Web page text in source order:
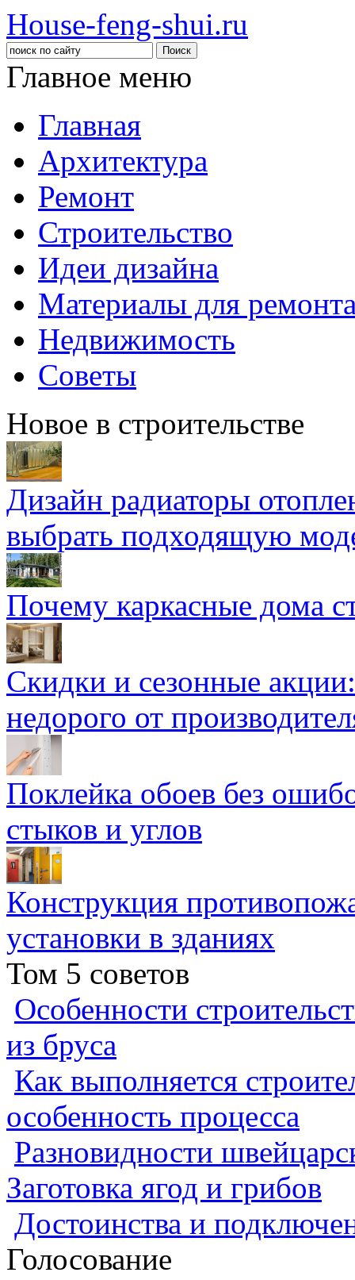
House-feng-shui.ru
Главное меню
Главная
Архитектура
Ремонт
Строительство
Идеи дизайна
Материалы для
Недвижимость
Советы
Новое в строительстве
Дизайн радиаторы
выбрать подходящую
Почему каркасные дома
Скидки и сезонные
недорого от
Поклейка обоев без
стыков и углов
Конструкция
установки в зданиях
Том 5 советов
Особенности
из бруса
Как выполняется
особенность процесса
Разновидности
Заготовка ягод и грибов
Достоинства и
Голосование